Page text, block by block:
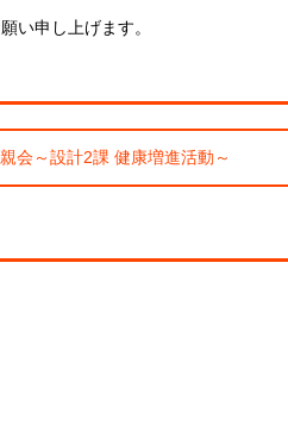
い申し上げます。
会～設計2課 健康増進活動～